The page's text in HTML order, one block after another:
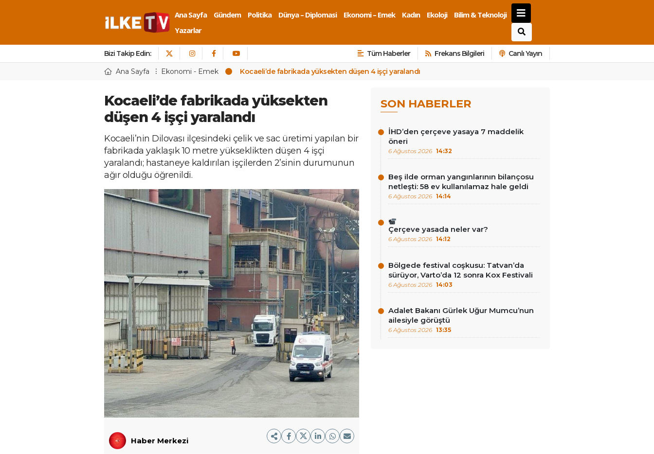
Ana Sayfa Gündem Politika Dünya – Diplomasi Ekonomi – Emek Kadın Ekoloji
Bilim & Teknoloji
Yazarlar
Bizi Takip Edin: Tüm Haberler Frekans Bilgileri Canlı Yayın
Ana Sayfa Ekonomi - Emek Kocaeli’de fabrikada yüksekten düşen 4 işçi yaralandı
Kocaeli’de fabrikada yüksekten
düşen 4 işçi yaralandı
Kocaeli’nin Dilovası ilçesindeki çelik ve sac üretimi yapılan bir
fabrikada yaklaşık 10 metre yükseklikten düşen 4 işçi
yaralandı; hastaneye kaldırılan işçilerden 2’sinin durumunun
ağır olduğu öğrenildi.
Haber Merkezi
SON HABERLER
İHD’den çerçeve yasaya 7 maddelik
öneri
6 Ağustos 2026 14:32
Beş ilde orman yangınlarının bilançosu
netleşti: 58 ev kullanılamaz hale geldi
6 Ağustos 2026 14:14
Çerçeve yasada neler var?
6 Ağustos 2026 14:12
Bölgede festival coşkusu: Tatvan’da
sürüyor, Varto’da 12 sonra Kox Festivali
6 Ağustos 2026 14:03
Adalet Bakanı Gürlek Uğur Mumcu’nun
ailesiyle görüştü
6 Ağustos 2026 13:35